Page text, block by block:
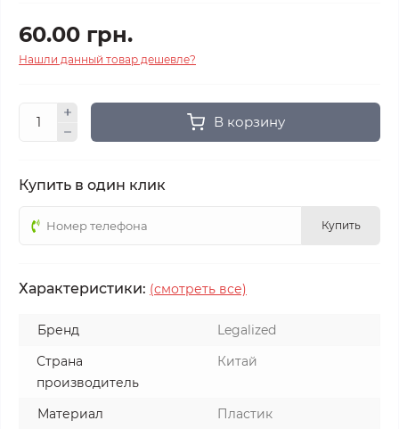
60.00 грн.
Нашли данный товар дешевле?
В корзину
Купить в один клик
Купить
Характеристики: (смотреть все)
Бренд
Legalized
Страна
производитель
Китай
Материал
Пластик